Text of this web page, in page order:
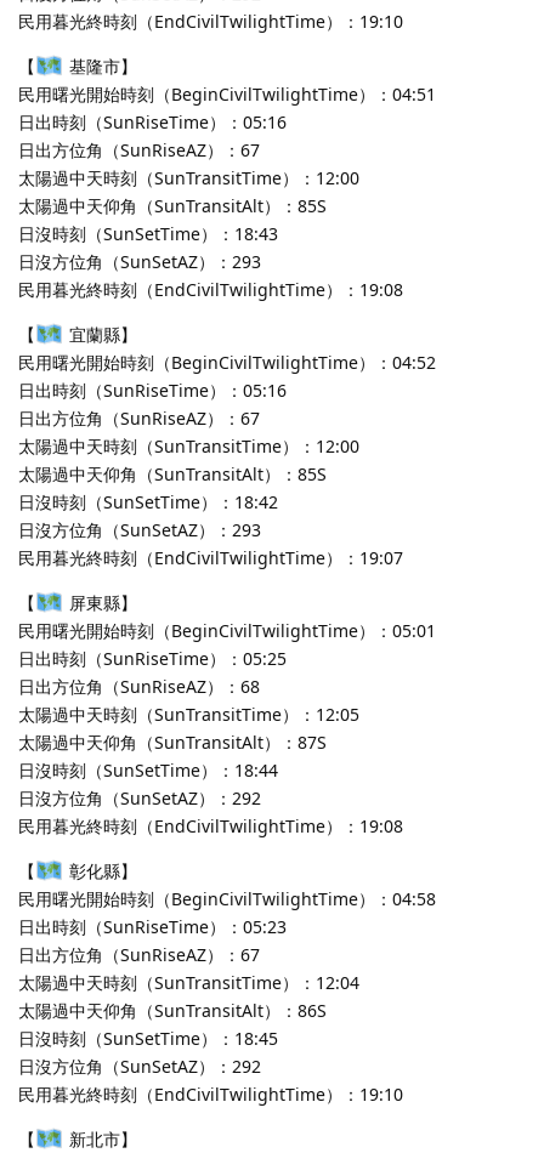
民用暮光終時刻（EndCivilTwilightTime）：19:10
【
基隆市】
民用曙光開始時刻（BeginCivilTwilightTime）：04:51
日出時刻（SunRiseTime）：05:16
日出方位角（SunRiseAZ）：67
太陽過中天時刻（SunTransitTime）：12:00
太陽過中天仰角（SunTransitAlt）：85S
日沒時刻（SunSetTime）：18:43
日沒方位角（SunSetAZ）：293
民用暮光終時刻（EndCivilTwilightTime）：19:08
【
宜蘭縣】
民用曙光開始時刻（BeginCivilTwilightTime）：04:52
日出時刻（SunRiseTime）：05:16
日出方位角（SunRiseAZ）：67
太陽過中天時刻（SunTransitTime）：12:00
太陽過中天仰角（SunTransitAlt）：85S
日沒時刻（SunSetTime）：18:42
日沒方位角（SunSetAZ）：293
民用暮光終時刻（EndCivilTwilightTime）：19:07
【
屏東縣】
民用曙光開始時刻（BeginCivilTwilightTime）：05:01
日出時刻（SunRiseTime）：05:25
日出方位角（SunRiseAZ）：68
太陽過中天時刻（SunTransitTime）：12:05
太陽過中天仰角（SunTransitAlt）：87S
日沒時刻（SunSetTime）：18:44
日沒方位角（SunSetAZ）：292
民用暮光終時刻（EndCivilTwilightTime）：19:08
【
彰化縣】
民用曙光開始時刻（BeginCivilTwilightTime）：04:58
日出時刻（SunRiseTime）：05:23
日出方位角（SunRiseAZ）：67
太陽過中天時刻（SunTransitTime）：12:04
太陽過中天仰角（SunTransitAlt）：86S
日沒時刻（SunSetTime）：18:45
日沒方位角（SunSetAZ）：292
民用暮光終時刻（EndCivilTwilightTime）：19:10
【
新北市】